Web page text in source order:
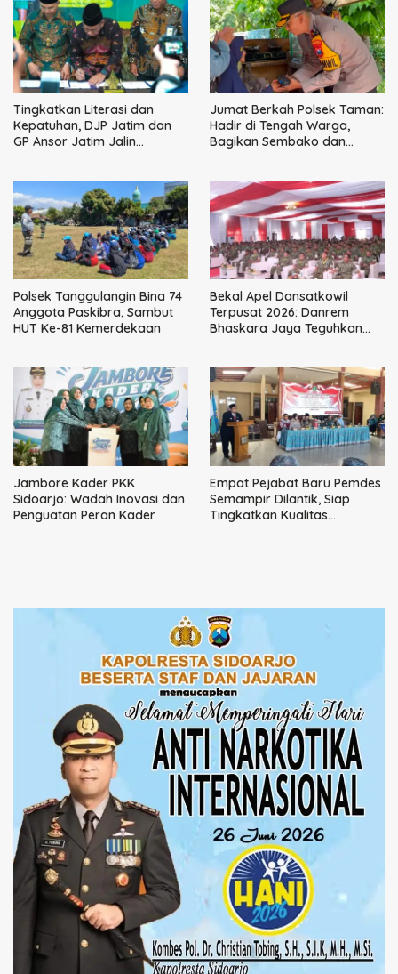
Tingkatkan Literasi dan
Kepatuhan, DJP Jatim dan
GP Ansor Jatim Jalin
Jumat Berkah Polsek Taman:
Hadir di Tengah Warga,
Bagikan Sembako dan
Polsek Tanggulangin Bina 74
Anggota Paskibra, Sambut
HUT Ke-81 Kemerdekaan
Bekal Apel Dansatkowil
Terpusat 2026: Danrem
Bhaskara Jaya Teguhkan
Jambore Kader PKK
Sidoarjo: Wadah Inovasi dan
Penguatan Peran Kader
Empat Pejabat Baru Pemdes
Semampir Dilantik, Siap
Tingkatkan Kualitas